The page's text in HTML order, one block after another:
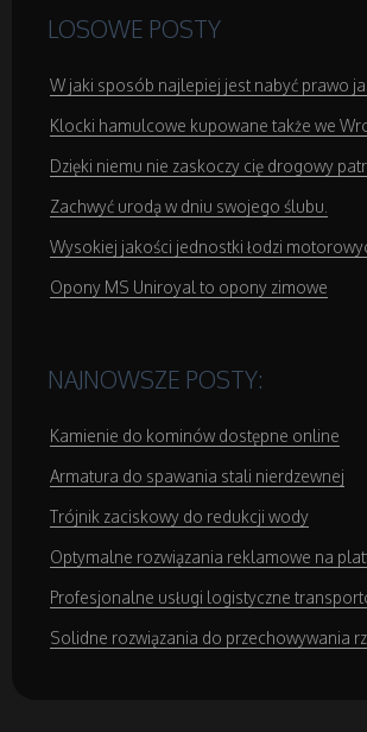
Salony Kosmetyczne
Sprzęt Medyczny
Domeny
Strony Internetowe
LOSOWE POSTY
W jaki sposób najlepiej jest nabyć prawo
Klocki hamulcowe kupowane także we
Dzięki niemu nie zaskoczy cię drogowy
Zachwyć urodą w dniu swojego ślubu.
Wysokiej jakości jednostki łodzi
Opony MS Uniroyal to opony zimowe
NAJNOWSZE POSTY:
Kamienie do kominów dostępne online
Armatura do spawania stali nierdzewnej
Trójnik zaciskowy do redukcji wody
Optymalne rozwiązania reklamowe na
Profesjonalne usługi logistyczne
Solidne rozwiązania do przechowywania